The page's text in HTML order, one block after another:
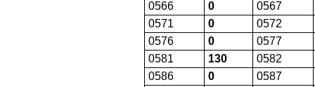
0566
0
0567
0571
0
0572
0576
0
0577
0581
130
0582
0586
0
0587